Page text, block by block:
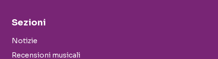
Sezioni
Notizie
Recensioni musicali